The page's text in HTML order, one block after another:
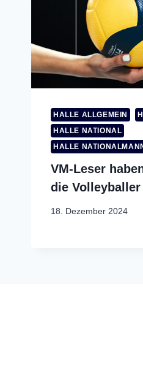
HALLE ALLGEMEIN
HALLE NATIONAL
HALLE
VM-Leser
die
18. Dezember 2024